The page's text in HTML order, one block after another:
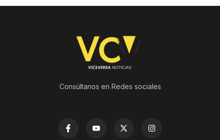
Consúltanos en Redes sociales